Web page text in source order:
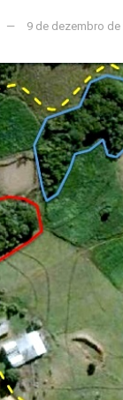
9 de dezembro de